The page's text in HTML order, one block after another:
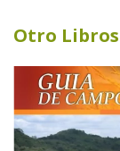
Otro Libros